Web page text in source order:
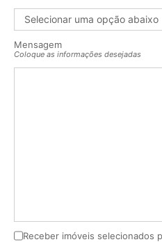
Mensagem
Coloque as informações desejadas
Receber imóveis selecionados